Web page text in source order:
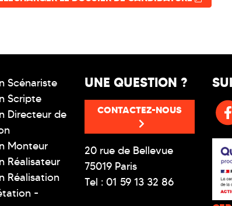
Scénariste
Scripte
Directeur de
Monteur
Réalisateur
Réalisation
-
UNE QUESTION ?
CONTACTEZ-NOUS
20 rue de Bellevue
75019 Paris
Tel : 01 59 13 32 86